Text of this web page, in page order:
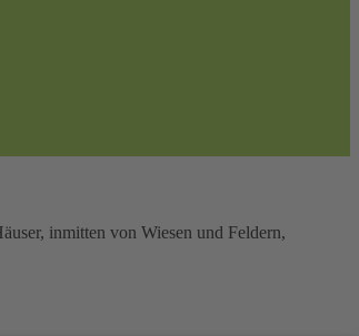
inmitten von Wiesen und Feldern,